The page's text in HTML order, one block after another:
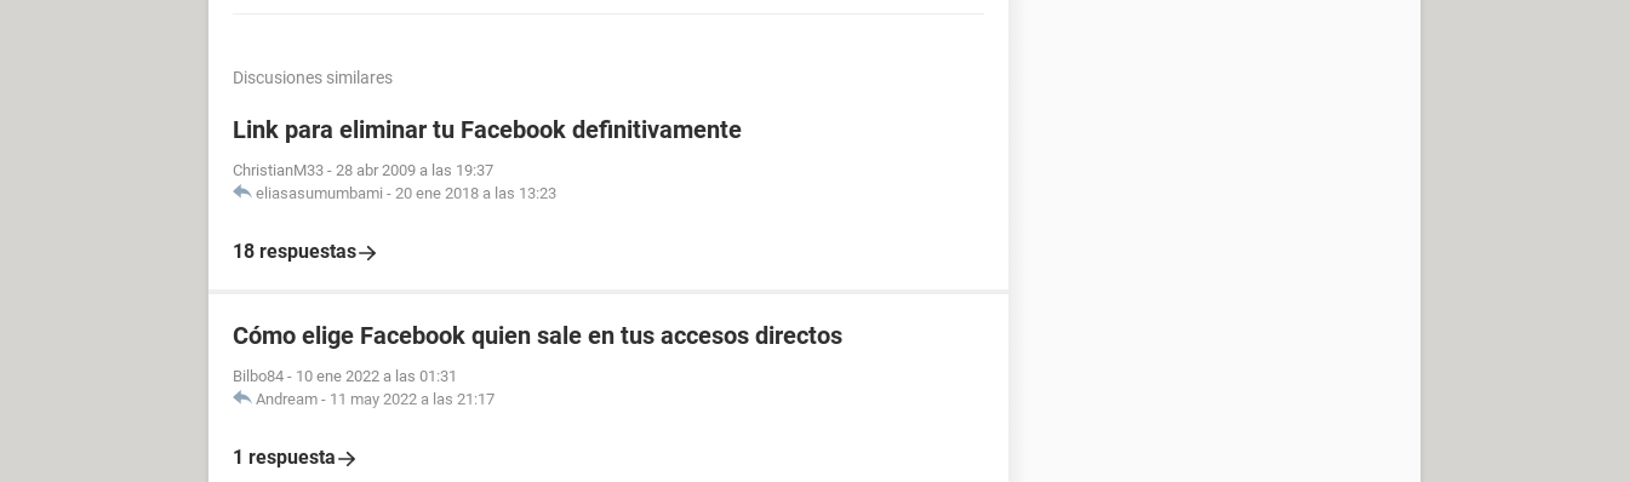
Discusiones similares
Link para eliminar tu Facebook definitivamente
ChristianM33 - 28 abr 2009 a las 19:37
eliasasumumbami - 20 ene 2018 a las 13:23
18 respuestas
Cómo elige Facebook quien sale en tus accesos directos
Bilbo84 - 10 ene 2022 a las 01:31
Andream - 11 may 2022 a las 21:17
1 respuesta